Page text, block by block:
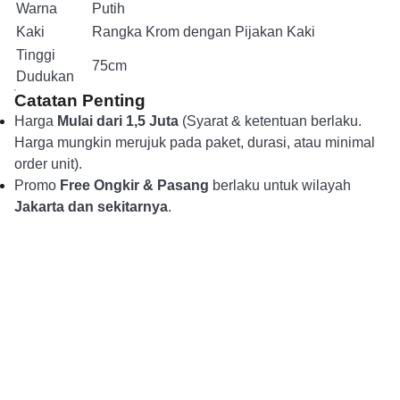
Warna
Putih
Kaki
Rangka Krom dengan Pijakan Kaki
Tinggi
Dudukan
75cm
Catatan Penting
Harga Mulai dari 1,5 Juta (Syarat & ketentuan berlaku.
Harga mungkin merujuk pada paket, durasi, atau minimal
order unit).
Promo Free Ongkir & Pasang berlaku untuk wilayah
Jakarta dan sekitarnya.